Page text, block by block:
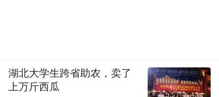
湖北大学生跨省助农，卖了
上万斤西瓜